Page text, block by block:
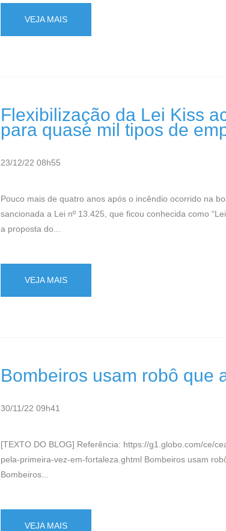
VEJA MAIS
Flexibilização da Lei Kiss
para quase mil tipos de
23/12/22 08h55
Pouco mais de quatro anos após o incêndio ocorrido na
sancionada a Lei nº 13.425, que ficou conhecida como
a proposta do...
VEJA MAIS
Bombeiros usam robô que
30/11/22 09h41
[TEXTO DO BLOG] Referência: https://g1.globo.com/ce/
pela-primeira-vez-em-fortaleza.ghtml Bombeiros usam
Bombeiros...
VEJA MAIS